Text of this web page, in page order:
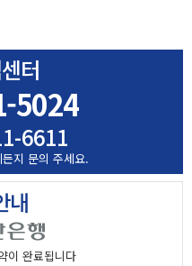
터
5024
6611
든지 문의 주세요.
내
이 완료됩니다